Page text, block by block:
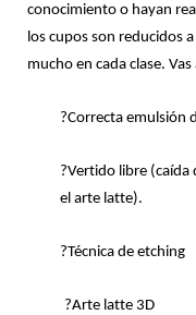
conocimiento o hayan
los cupos son reducidos
mucho en cada clase.
?Correcta emulsión
?Vertido libre (caída
el arte latte).
?Técnica de etching
?Arte latte 3D